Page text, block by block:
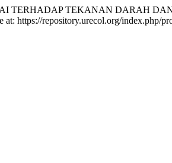
TERHADAP TEKANAN DARAH
at: https://repository.urecol.org/index.php/